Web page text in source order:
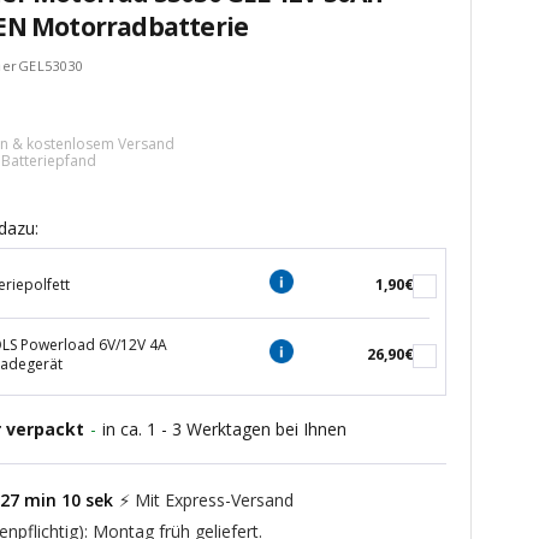
Motorradbatterie
& kostenlosem Versand
Batteriepfand
1,90€
Powerload 6V/12V 4A
26,90€
verpackt - in ca. 1 - 3 Werktagen bei Ihnen
27 min 09 sek ⚡ Mit Express-Versand
Montag früh geliefert.